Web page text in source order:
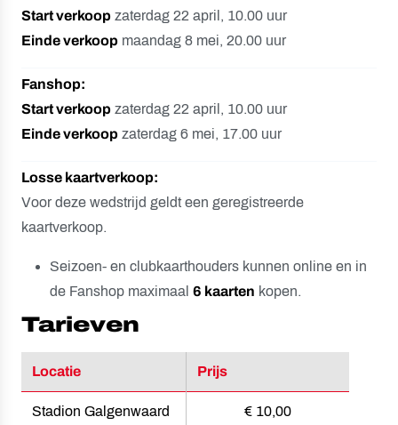
Start verkoop zaterdag 22 april, 10.00 uur
Einde verkoop maandag 8 mei, 20.00 uur
Fanshop:
Start verkoop zaterdag 22 april, 10.00 uur
Einde verkoop zaterdag 6 mei, 17.00 uur
Losse kaartverkoop:
Voor deze wedstrijd geldt een geregistreerde
kaartverkoop.
Seizoen- en clubkaarthouders kunnen online en in
de Fanshop maximaal 6 kaarten kopen.
Tarieven
Locatie Prijs
Stadion Galgenwaard € 10,00